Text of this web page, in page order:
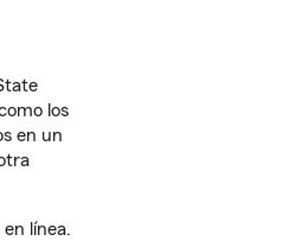
los
en un
línea.